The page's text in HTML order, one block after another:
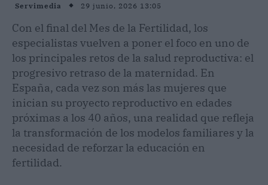
Servimedia 29 junio, 2026 13:05
Con el final del Mes de la Fertilidad, los
especialistas vuelven a poner el foco en uno de
los principales retos de la salud reproductiva: el
progresivo retraso de la maternidad. En
España, cada vez son más las mujeres que
inician su proyecto reproductivo en edades
próximas a los 40 años, una realidad que refleja
la transformación de los modelos familiares y la
necesidad de reforzar la educación en
fertilidad.